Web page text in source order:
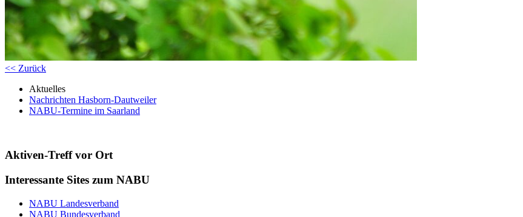
<< Zurück
Aktuelles
Nachrichten Hasborn-Dautweiler
NABU-Termine im Saarland
Aktiven-Treff vor Ort
Interessante Sites zum NABU
NABU Landesverband
NABU Bundesverband